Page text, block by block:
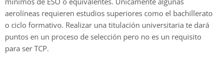
aerolíneas requieren estudios superiores como el bachillerato
o ciclo formativo. Realizar una titulación universitaria te dará
puntos en un proceso de selección pero no es un requisito
para ser TCP.